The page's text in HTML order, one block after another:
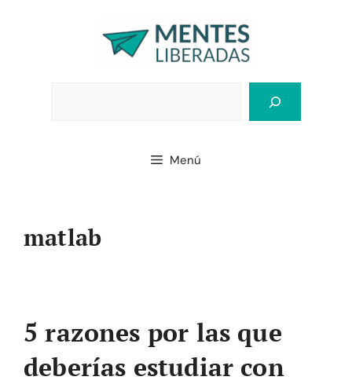
Menú
matlab
5 razones por las que
deberías estudiar con